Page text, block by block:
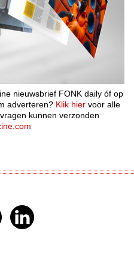
nieuwsbrief FONK daily óf op
adverteren? Klik hier voor alle
kunnen verzonden